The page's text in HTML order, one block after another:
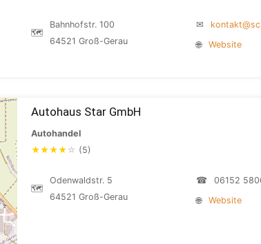
🗺
Bahnhofstr. 100
64521 Groß-Gerau
✉
🌐
Website
Autohaus Star GmbH
Autohandel
★★★★ ☆ (5)
🗺
Odenwaldstr. 5
64521 Groß-Gerau
☎
06152
🌐
Website